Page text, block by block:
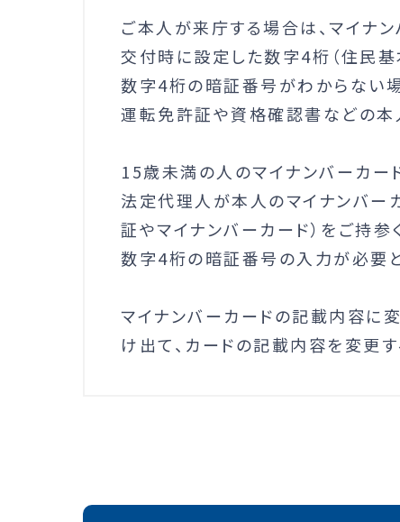
ご本人が来庁する場合は、マイナン
交付時に設定した数字4桁（住民
数字4桁の暗証番号がわからない
運転免許証や資格確認書などの本
15歳未満の人のマイナンバーカー
法定代理人が本人のマイナンバー
証やマイナンバーカード）をご持参
数字4桁の暗証番号の入力が必要と
マイナンバーカードの記載内容に
け出て、カードの記載内容を変更す